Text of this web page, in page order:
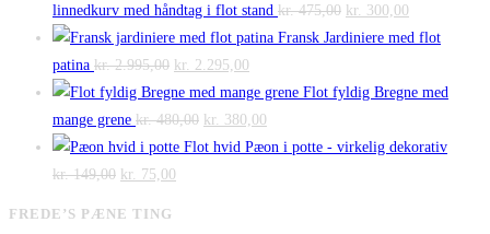
pris
var:
kr. 140,00.
pris
er:
linnedkurv med håndtag i flot stand kr.475,00 Den
oprindelige
var:
kr. 300,00
aktuelle
er:
Fransk Jardiniere med flot
patina kr.2.995,00 Den
oprindelige
pris
var:
kr. 2.995,00.
kr. 2.295,00
aktuelle
pris
er:
Flot fyldig Bregne med
mange grene kr.480,00 Den
oprindelige
kr. 380,00
aktuelle
Flot hvid Pæon i potte - virkelig dekorativ
kr.149,00 Den
kr. 75,00
FREDE’S PÆNE TING